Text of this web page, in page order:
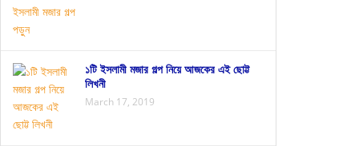
১টি ইসলামী মজার গল্প নিয়ে আজকের এই ছোট্ট
লিখনী
March 17, 2019